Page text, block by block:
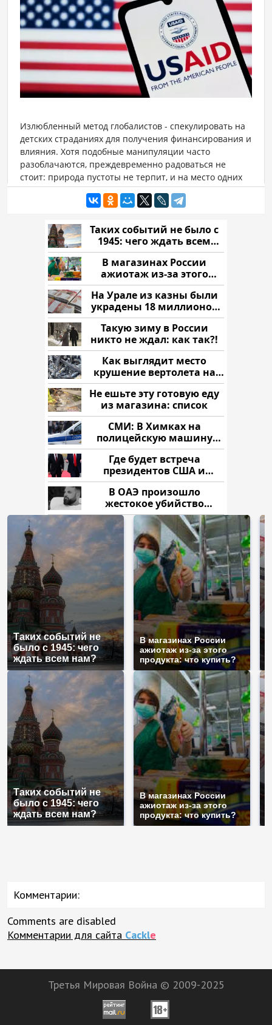
Таких событий не было с
1945: чего ждать всем
нам?
В магазинах России
ажиотаж из-за этого
продукта: что купить?
На Урале из казны были
украдены 18 миллионов
рублей
Такую зиму в России
никто не ждал: как так?!
Как выглядит место
крушение вертолета на
Кавказе: смотреть
Не ешьте эту готовую еду
из магазина: список
СМИ: В Химках на
полицейскую машину
напали и подожгли.
Где будет встреча
президентов США и
России: Европа?
В ОАЭ произошло
жестокое убийство
криптомиллионера
Таких событий не
было с 1945: чего
ждать всем нам?
В магазинах России
ажиотаж из-за этого
продукта: что купить?
Таких событий не
было с 1945: чего
ждать всем нам?
В магазинах России
ажиотаж из-за этого
продукта: что купить?
Комментарии:
Comments are disabled
Комментарии для сайта Cackle
Третья Мировая Война © 2009-2025